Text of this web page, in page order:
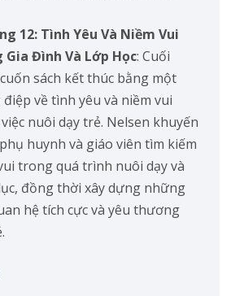
12: Tình Yêu Và Niềm Vui
Gia Đình Và Lớp Học: Cuối
sách kết thúc bằng một
về tình yêu và niềm vui
nuôi dạy trẻ. Nelsen khuyến
huynh và giáo viên tìm kiếm
trong quá trình nuôi dạy và
đồng thời xây dựng những
hệ tích cực và yêu thương